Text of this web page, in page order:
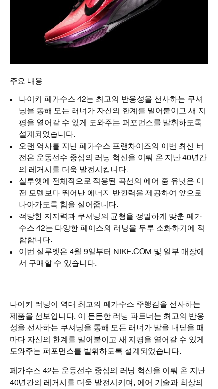
주요 내용
나이키 페가수스 42는 최고의 반응성을 선사하는 쿠셔
닝을 통해 모든 러너가 자신의 한계를 밀어붙이고 새 지
평을 열어갈 수 있게 도와주는 퍼포먼스를 발휘하도록
설계되었습니다.
오랜 역사를 지닌 페가수스 프랜차이즈의 이번 최신 버
전은 운동선수 중심의 러닝 혁신을 이뤄 온 지난 40년간
의 레거시를 더욱 발전시킵니다.
실루엣에 전체적으로 적용된 곡선의 에어 줌 유닛은 이
전 모델보다 뛰어난 에너지 반환력을 제공하여 앞으로
나아가도록 힘을 실어줍니다.
적당한 지지력과 쿠셔닝의 균형을 정밀하게 맞춘 페가
수스 42는 다양한 페이스의 러닝을 두루 소화하기에 적
합합니다.
이번 실루엣은 4월 9일부터 NIKE.COM 및 일부 매장에
서 구매할 수 있습니다.
나이키 러닝이 역대 최고의 페가수스 주행감을 선사하는
제품을 선보입니다. 이 든든한 러닝 파트너는 최고의 반응
성을 선사하는 쿠셔닝을 통해 모든 러너가 발을 내딛을 때
마다 자신의 한계를 밀어붙이고 새 지평을 열어갈 수 있게
도와주는 퍼포먼스를 발휘하도록 설계되었습니다.
페가수스 42는 운동선수 중심의 러닝 혁신을 이뤄 온 지난
40년간의 레거시를 더욱 발전시키며, 에어 기술과 최상의